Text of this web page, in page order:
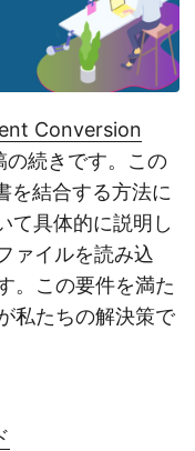
Conversion
の続きです。この
を結合する方法に
て具体的に説明し
ァイルを読み込
。この要件を満た
私たちの解決策で